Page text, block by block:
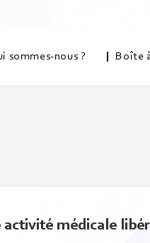
sommes-nous ? Boîte
activité médicale